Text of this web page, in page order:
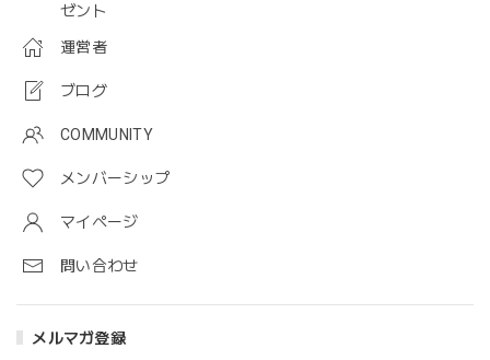
ゼント
運営者
ブログ
COMMUNITY
メンバーシップ
マイページ
問い合わせ
メルマガ登録